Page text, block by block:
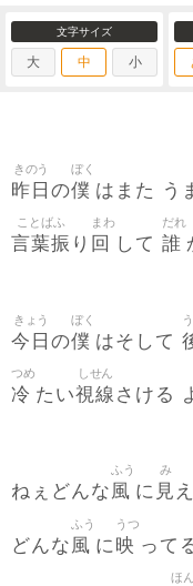
文字サイズ
大 中 小
昨日
きのう
の僕
ぼく
はまた う
言葉振
ことばふ
り 回
まわ
して 誰
だれ
今日
きょう
の僕
ぼく
はそして
冷
つめ
たい視線
しせん
さける
ねぇどんな風
ふう
に 見
み
どんな 風
ふう
に映
うつ
って
ほ